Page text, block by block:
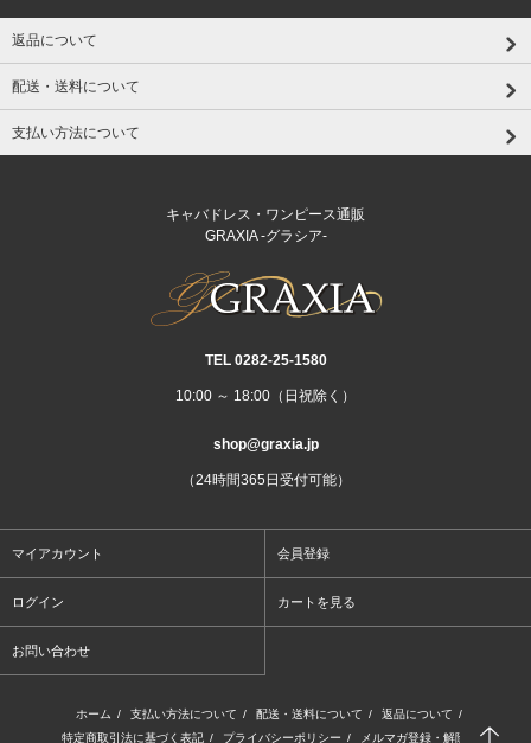
返品について
配送・送料について
支払い方法について
キャバドレス・ワンピース通販
GRAXIA -グラシア-
TEL 0282‐25‐1580
10:00 ～ 18:00（日祝除く）
shop@graxia.jp
（24時間365日受付可能）
マイアカウント 会員登録
ログイン カートを見る
お問い合わせ
ホーム / 支払い方法について / 配送・送料について / 返品について /
特定商取引法に基づく表記 / プライバシーポリシー / メルマガ登録・解除